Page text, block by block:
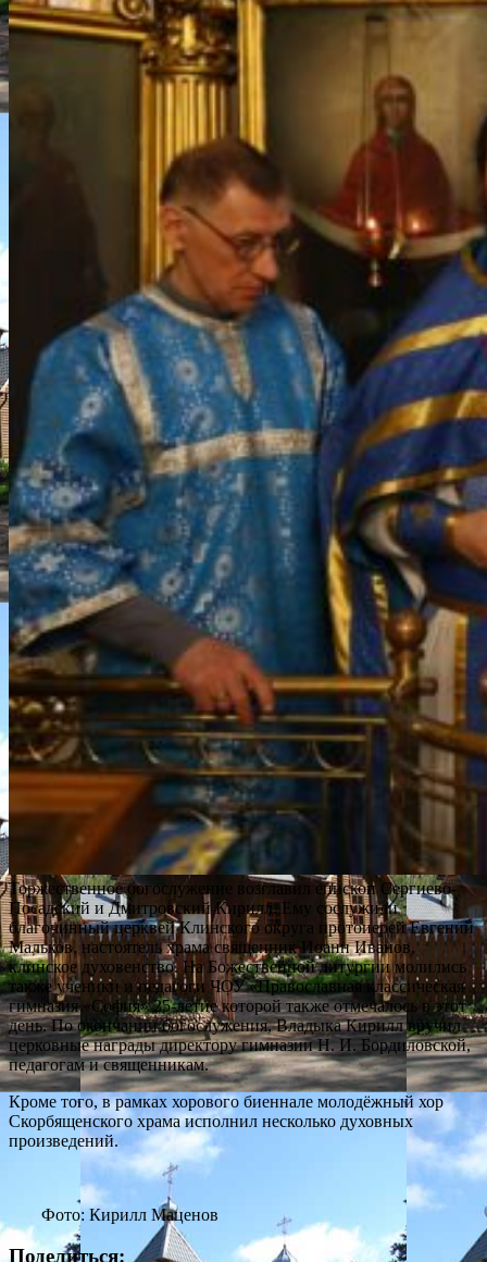
Торжественное богослужение возглавил епископ Сергиево-
Посадский и Дмитровский Кирилл. Ему сослужили
благочинный церквей Клинского округа протоиерей Евгений
Мальков, настоятель храма священник Иоанн Иванов,
клинское духовенство. На Божественной литургии молились
также ученики и педагоги ЧОУ «Православная классическая
гимназия «София» 25-летие которой также отмечалось в этот
день. По окончании богослужения, Владыка Кирилл вручил
церковные награды директору гимназии Н. И. Бордиловской,
педагогам и священникам.
Кроме того, в рамках хорового биеннале молодёжный хор
Скорбященского храма исполнил несколько духовных
произведений.
Фото: Кирилл Маценов
Поделиться: